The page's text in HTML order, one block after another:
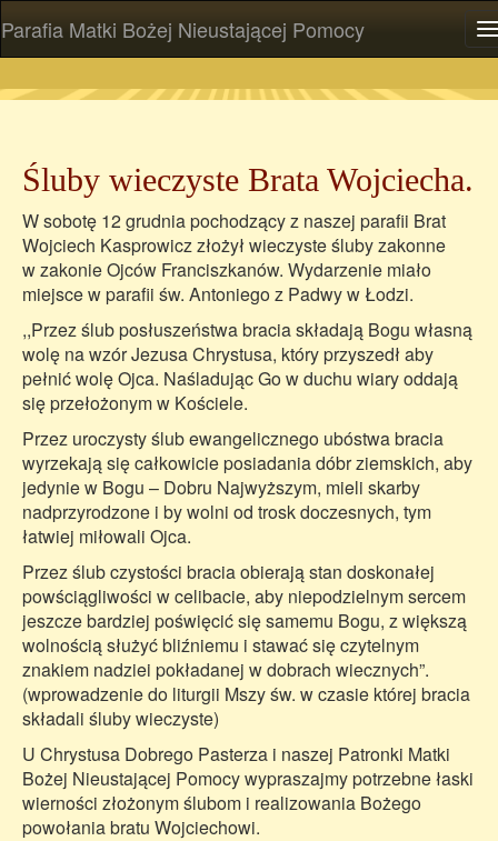
Parafia Matki Bożej Nieustającej Pomocy
Śluby wieczyste Brata Wojciecha.
W sobotę 12 grudnia pochodzący z naszej parafii Brat
Wojciech Kasprowicz złożył wieczyste śluby zakonne
w zakonie Ojców Franciszkanów. Wydarzenie miało
miejsce w parafii św. Antoniego z Padwy w Łodzi.
,,Przez ślub posłuszeństwa bracia składają Bogu własną
wolę na wzór Jezusa Chrystusa, który przyszedł aby
pełnić wolę Ojca. Naśladując Go w duchu wiary oddają
się przełożonym w Kościele.
Przez uroczysty ślub ewangelicznego ubóstwa bracia
wyrzekają się całkowicie posiadania dóbr ziemskich, aby
jedynie w Bogu – Dobru Najwyższym, mieli skarby
nadprzyrodzone i by wolni od trosk doczesnych, tym
łatwiej miłowali Ojca.
Przez ślub czystości bracia obierają stan doskonałej
powściągliwości w celibacie, aby niepodzielnym sercem
jeszcze bardziej poświęcić się samemu Bogu, z większą
wolnością służyć bliźniemu i stawać się czytelnym
znakiem nadziei pokładanej w dobrach wiecznych”.
(wprowadzenie do liturgii Mszy św. w czasie której bracia
składali śluby wieczyste)
U Chrystusa Dobrego Pasterza i naszej Patronki Matki
Bożej Nieustającej Pomocy wypraszajmy potrzebne łaski
wierności złożonym ślubom i realizowania Bożego
powołania bratu Wojciechowi.